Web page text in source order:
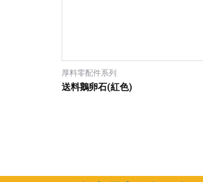
厚料零配件系列
送料鵝卵石(紅色)